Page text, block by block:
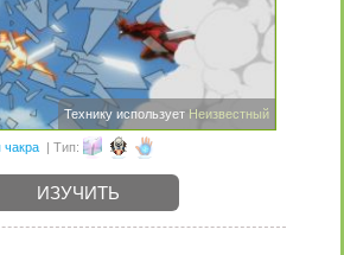
Технику использует Неизвестный
чакра | Тип:
ИЗУЧИТЬ